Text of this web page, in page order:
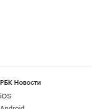
РБК Новости
iOS
Android